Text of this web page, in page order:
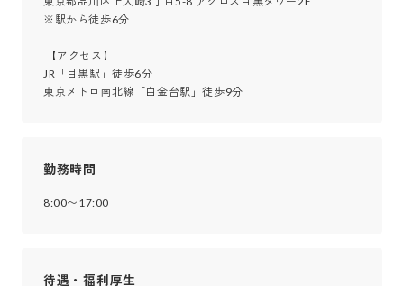
※駅から徒歩6分
JR「目黒駅」徒歩6分
東京メトロ南北線「白金台駅」徒歩9分
勤務時間
8:00〜17:00
待遇・福利厚生